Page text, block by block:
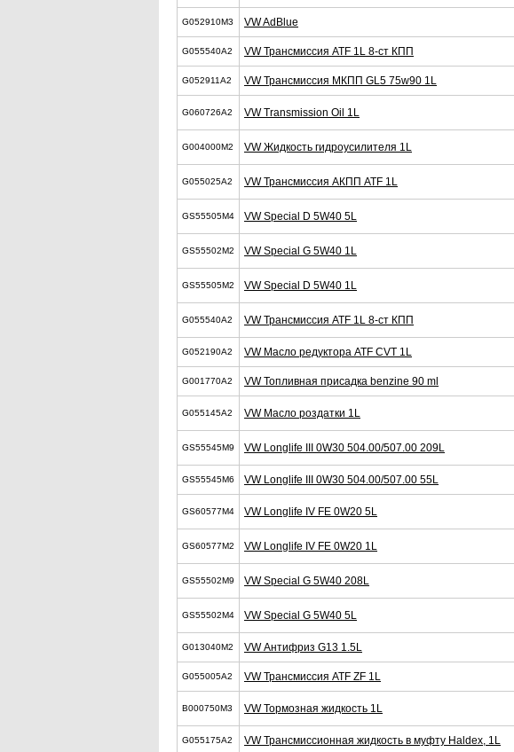
G052910M3 VW AdBlue
G055540A2 VW Трансмиссия ATF 1L 8-ст КПП
G052911A2 VW Трансмиссия МКПП GL5 75w90 1L
G060726A2 VW Transmission Oil 1L
G004000M2 VW Жидкость гидроусилителя 1L
G055025A2 VW Трансмиссия АКПП ATF 1L
GS55505M4 VW Special D 5W40 5L
GS55502M2 VW Special G 5W40 1L
GS55505M2 VW Special D 5W40 1L
G055540A2 VW Трансмиссия ATF 1L 8-ст КПП
G052190A2 VW Масло редуктора ATF CVT 1L
G001770A2 VW Топливная присадка benzine 90 ml
G055145A2 VW Масло роздатки 1L
GS55545M9 VW Longlife III 0W30 504.00/507.00 209L
GS55545M6 VW Longlife III 0W30 504.00/507.00 55L
GS60577M4 VW Longlife IV FE 0W20 5L
GS60577M2 VW Longlife IV FE 0W20 1L
GS55502M9 VW Special G 5W40 208L
GS55502M4 VW Special G 5W40 5L
G013040M2 VW Антифриз G13 1.5L
G055005A2 VW Трансмиссия ATF ZF 1L
B000750M3 VW Тормозная жидкость 1L
G055175A2 VW Трансмиссионная жидкость в муфту Haldex, 1L